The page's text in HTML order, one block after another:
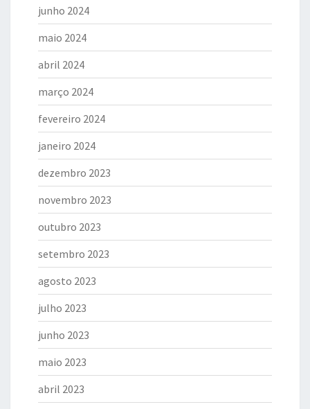
junho 2024
maio 2024
abril 2024
março 2024
fevereiro 2024
janeiro 2024
dezembro 2023
novembro 2023
outubro 2023
setembro 2023
agosto 2023
julho 2023
junho 2023
maio 2023
abril 2023